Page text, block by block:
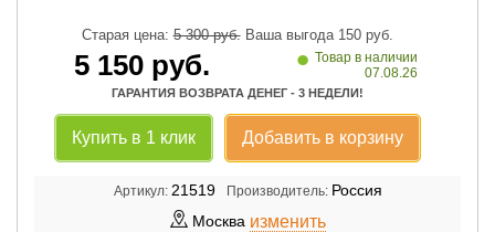
Старая цена:5 300руб. Ваша выгода150руб.
5 150руб. • Товар в наличии
07.08.26
ГАРАНТИЯ ВОЗВРАТА ДЕНЕГ - 3 НЕДЕЛИ!
Купить в 1 клик Добавить в корзину
Артикул: 21519 Производитель: Россия
Москва изменить